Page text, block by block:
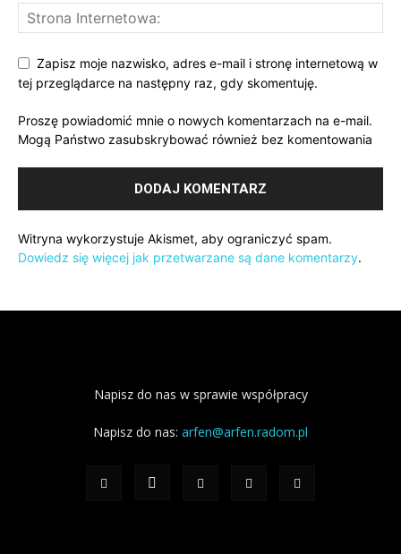
Zapisz moje nazwisko, adres e-mail i stronę internetową w
tej przeglądarce na następny raz, gdy skomentuję.
Proszę powiadomić mnie o nowych komentarzach na e-mail.
Mogą Państwo zasubskrybować również bez komentowania
Witryna wykorzystuje Akismet, aby ograniczyć spam.
Dowiedz się więcej jak przetwarzane są dane komentarzy.
Napisz do nas w sprawie współpracy
Napisz do nas: arfen@arfen.radom.pl